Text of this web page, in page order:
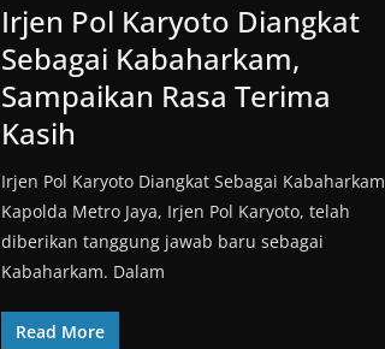
Irjen Pol Karyoto Diangkat
Sebagai Kabaharkam,
Sampaikan Rasa Terima
Kasih
Irjen Pol Karyoto Diangkat Sebagai Kabaharkam
Kapolda Metro Jaya, Irjen Pol Karyoto, telah
diberikan tanggung jawab baru sebagai
Kabaharkam. Dalam
Read More